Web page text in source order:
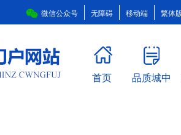
微信公众号 无障碍 移动端 繁体
首页 品质城中